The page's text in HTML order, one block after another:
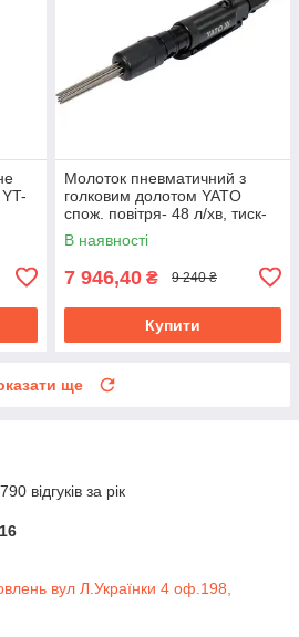
Молоток пневматичний з
голковим долотом YATO
спож. повітря- 48 л/хв, тиск-
6.3 Bar, 13 голок YT-09913
В наявності
7 946,40 ₴ 9 240 ₴
Купити
ще
відгуків за рік
вул Л.Українки 4 оф.198,